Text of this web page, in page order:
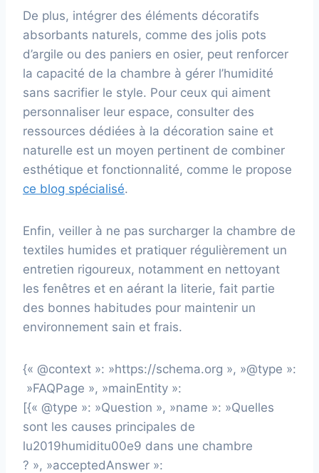
De plus, intégrer des éléments décoratifs
absorbants naturels, comme des jolis pots
d’argile ou des paniers en osier, peut renforcer
la capacité de la chambre à gérer l’humidité
sans sacrifier le style. Pour ceux qui aiment
personnaliser leur espace, consulter des
ressources dédiées à la décoration saine et
naturelle est un moyen pertinent de combiner
esthétique et fonctionnalité, comme le propose
ce blog spécialisé.
Enfin, veiller à ne pas surcharger la chambre de
textiles humides et pratiquer régulièrement un
entretien rigoureux, notamment en nettoyant
les fenêtres et en aérant la literie, fait partie
des bonnes habitudes pour maintenir un
environnement sain et frais.
{« @context »: »https://schema.org », »@type »:
»FAQPage », »mainEntity »:
[{« @type »: »Question », »name »: »Quelles
sont les causes principales de
lu2019humiditu00e9 dans une chambre
? », »acceptedAnswer »: